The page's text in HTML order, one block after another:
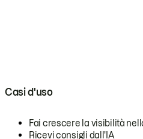
Casi d'uso
Fai crescere la visibilità
Ricevi consigli dall'IA